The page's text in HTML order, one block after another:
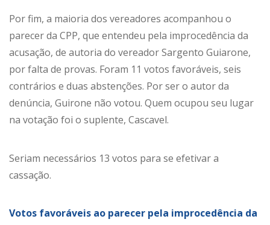
Por fim, a maioria dos vereadores acompanhou o
parecer da CPP, que entendeu pela improcedência da
acusação, de autoria do vereador Sargento Guiarone,
por falta de provas. Foram 11 votos favoráveis, seis
contrários e duas abstenções. Por ser o autor da
denúncia, Guirone não votou. Quem ocupou seu lugar
na votação foi o suplente, Cascavel.
Seriam necessários 13 votos para se efetivar a
cassação.
Votos favoráveis ao parecer pela improcedência da